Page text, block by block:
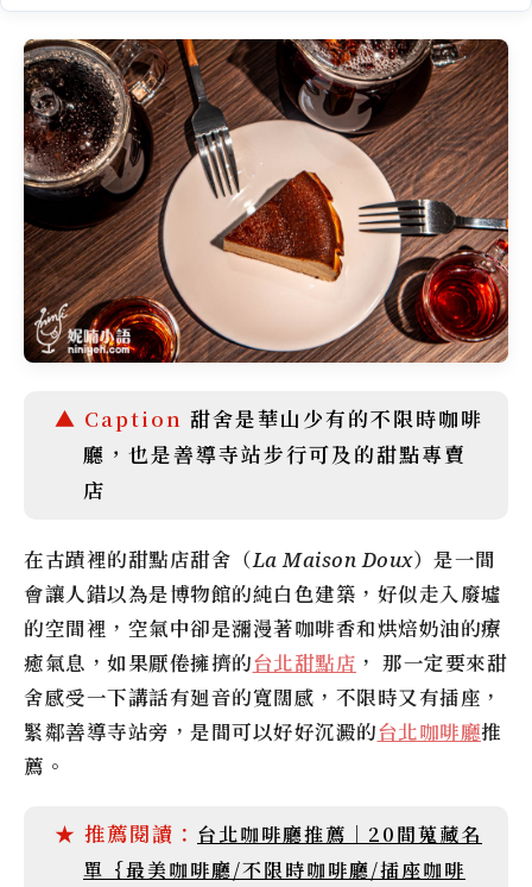
甜舍是華山少有的不限時咖啡
廳，也是善導寺站步行可及的甜點專賣
店
在古蹟裡的甜點店甜舍（La Maison Doux）是一間
會讓人錯以為是博物館的純白色建築，好似走入廢墟
的空間裡，空氣中卻是瀰漫著咖啡香和烘焙奶油的療
癒氣息，如果厭倦擁擠的台北甜點店 ， 那一定要來甜
舍感受一下講話有廻音的寬闊感，不限時又有插座，
緊鄰善導寺站旁，是間可以好好沉澱的台北咖啡廳推
薦。
台北咖啡廳推薦｜20間蒐藏名
單｛最美咖啡廳/不限時咖啡廳/插座咖啡